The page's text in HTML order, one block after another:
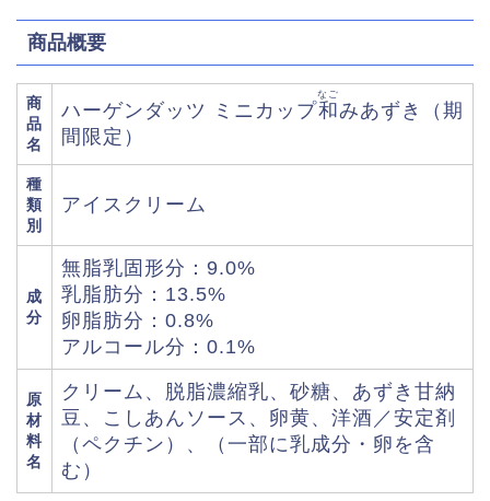
商品概要
商
品
名
ハーゲンダッツ ミニカップ和
なご
みあずき（期
間限定）
種
類
別
アイスクリーム
成
分
無脂乳固形分：9.0%
乳脂肪分：13.5%
卵脂肪分：0.8%
アルコール分：0.1%
原
材
料
名
クリーム、脱脂濃縮乳、砂糖、あずき甘納
豆、こしあんソース、卵黄、洋酒／安定剤
（ペクチン）、（一部に乳成分・卵を含
む）